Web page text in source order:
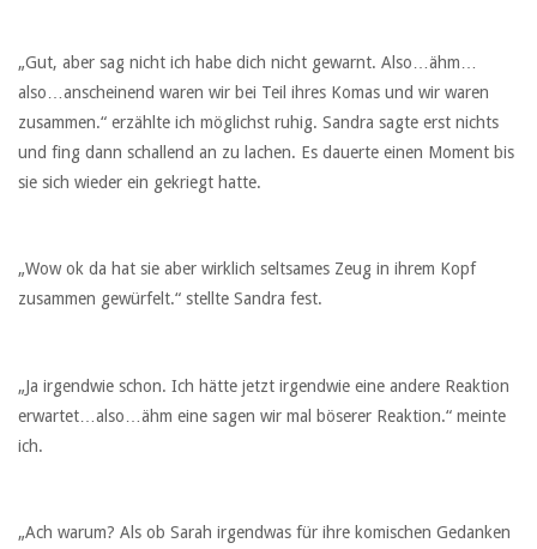
„Gut, aber sag nicht ich habe dich nicht gewarnt. Also…ähm…
also…anscheinend waren wir bei Teil ihres Komas und wir waren
zusammen.“ erzählte ich möglichst ruhig. Sandra sagte erst nichts
und fing dann schallend an zu lachen. Es dauerte einen Moment bis
sie sich wieder ein gekriegt hatte.
„Wow ok da hat sie aber wirklich seltsames Zeug in ihrem Kopf
zusammen gewürfelt.“ stellte Sandra fest.
„Ja irgendwie schon. Ich hätte jetzt irgendwie eine andere Reaktion
erwartet…also…ähm eine sagen wir mal böserer Reaktion.“ meinte
ich.
„Ach warum? Als ob Sarah irgendwas für ihre komischen Gedanken